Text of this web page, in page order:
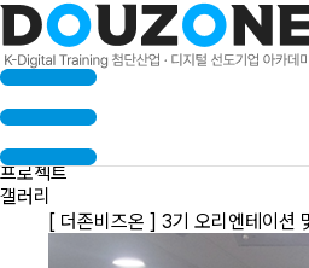
수료생 인터뷰
프로젝트
갤러리
[ 더존비즈온 ] 3기 오리엔테이션